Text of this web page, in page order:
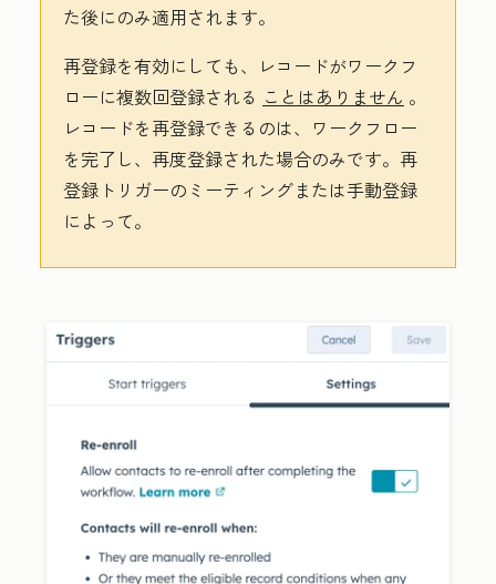
た後にのみ適用されます。
再登録を有効にしても、レコードがワークフ
ローに複数回登録される ことはありません 。
レコードを再登録できるのは、ワークフロー
を完了し、再度登録された場合のみです。再
登録トリガーのミーティングまたは手動登録
によって。